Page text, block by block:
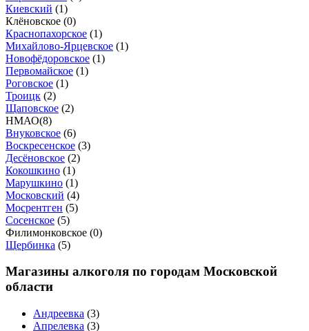
Киевский (1)
Клёновское (0)
Краснопахорское (1)
Михайлово-Ярцевское (1)
Новофёдоровское (1)
Первомайское (1)
Роговское (1)
Троицк (2)
Щаповское (2)
НМАО(8)
Внуковское (6)
Воскресенское (3)
Десёновское (2)
Кокошкино (1)
Марушкино (1)
Московский (4)
Мосрентген (5)
Сосенское (5)
Филимонковское (0)
Щербинка (5)
Магазины алкоголя по городам Московской
области
Андреевка (3)
Апрелевка (3)